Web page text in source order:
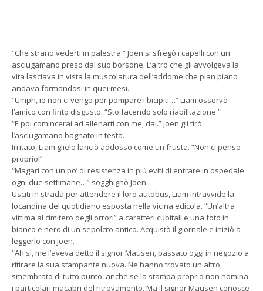
“Che strano vederti in palestra.” Joen si sfregò i capelli con un
asciugamano preso dal suo borsone. L’altro che gli avvolgeva la
vita lasciava in vista la muscolatura dell’addome che pian piano
andava formandosi in quei mesi.
“Umph, io non ci vengo per pompare i bicipiti…” Liam osservò
l’amico con finto disgusto. “Sto facendo solo riabilitazione.”
“E poi comincerai ad allenarti con me, dai.” Joen gli tirò
l’asciugamano bagnato in testa.
Irritato, Liam glielo lanciò addosso come un frusta. “Non ci penso
proprio!”
“Magari con un po’ di resistenza in più eviti di entrare in ospedale
ogni due settimane…” sogghignò Joen.
Usciti in strada per attendere il loro autobus, Liam intravvide la
locandina del quotidiano esposta nella vicina edicola. “Un’altra
vittima al cimitero degli orrori” a caratteri cubitali e una foto in
bianco e nero di un sepolcro antico. Acquistò il giornale e iniziò a
leggerlo con Joen.
“Ah sì, me l’aveva detto il signor Mausen, passato oggi in negozio a
ritirare la sua stampante nuova. Ne hanno trovato un altro,
smembrato di tutto punto, anche se la stampa proprio non nomina
i particolari macabri del ritrovamento. Ma il signor Mausen conosce